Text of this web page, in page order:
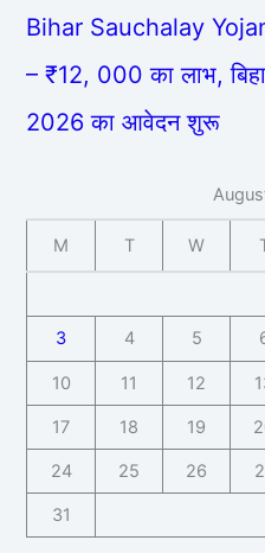
Bihar Sauchalay
– ₹12, 000 का लाभ,
2026 का आवेदन शुरू
M T W
3 4 5
10 11 12
17 18 19
24 25 26
31